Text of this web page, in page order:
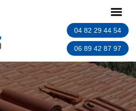
04 82 29 44 54
06 89 42 87 97